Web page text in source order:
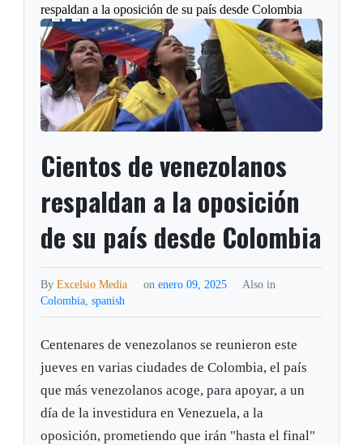
respaldan a la oposición de su país desde Colombia
Cientos de venezolanos
respaldan a la oposición
de su país desde Colombia
ByExcelsio Media on enero 09, 2025
Also in
Colombia,spanish
Centenares de venezolanos se reunieron este
jueves en varias ciudades de Colombia, el país
que más venezolanos acoge, para apoyar, a un
día de la investidura en Venezuela, a la
oposición, prometiendo que irán "hasta el final"